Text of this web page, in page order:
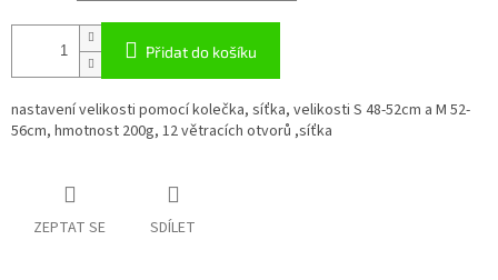
Přidat do košíku
nastavení velikosti pomocí kolečka, síťka, velikosti S 48-52cm a M 52-
56cm, hmotnost 200g, 12 větracích otvorů ,síťka
ZEPTAT SE SDÍLET